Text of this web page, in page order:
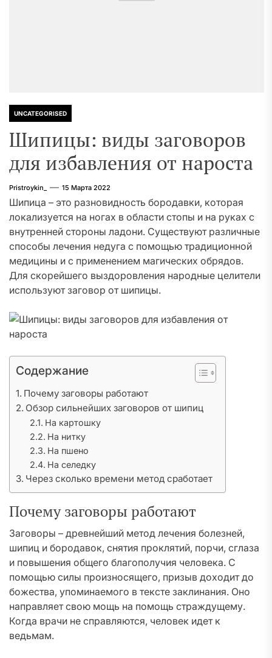
UNCATEGORISED
Шипицы: виды заговоров
для избавления от нароста
Pristroykin_ 15 Марта 2022
Шипица – это разновидность бородавки, которая
локализуется на ногах в области стопы и на руках с
внутренней стороны ладони. Существуют различные
способы лечения недуга с помощью традиционной
медицины и с применением магических обрядов.
Для скорейшего выздоровления народные целители
используют заговор от шипицы.
Содержание
Почему заговоры работают
Обзор сильнейших заговоров от шипиц
На картошку
На нитку
На пшено
На селедку
Через сколько времени метод сработает
Почему заговоры работают
Заговоры – древнейший метод лечения болезней,
шипиц и бородавок, снятия проклятий, порчи, сглаза
и повышения общего благополучия человека. С
помощью силы произносящего, призыв доходит до
божества, упоминаемого в тексте заклинания. Оно
направляет свою мощь на помощь страждущему.
Когда врачи не справляются, человек идет к
ведьмам.